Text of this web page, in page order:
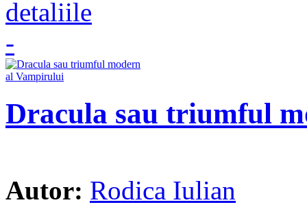
Dracula sau triumful
Autor: Rodica Iulian